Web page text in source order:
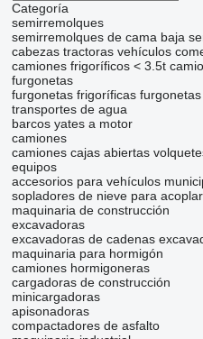
Categoría
semirremolques
semirremolques de cama baja
cabezas tractoras vehículos
camiones frigoríficos < 3.5t
furgonetas
furgonetas frigoríficas
transportes de agua
barcos yates a motor
camiones
camiones cajas abiertas
equipos
accesorios para vehículos
sopladores de nieve para acoplar
maquinaria de construcción
excavadoras
excavadoras de cadenas
maquinaria para hormigón
camiones hormigoneras
cargadoras de construcción
minicargadoras
apisonadoras
compactadores de asfalto